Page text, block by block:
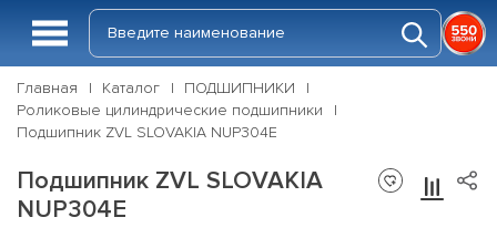
Главная Каталог
ПОДШИПНИКИ
Роликовые цилиндрические подшипники
Подшипник ZVL SLOVAKIA NUP304E
Подшипник ZVL SLOVAKIA
NUP304E